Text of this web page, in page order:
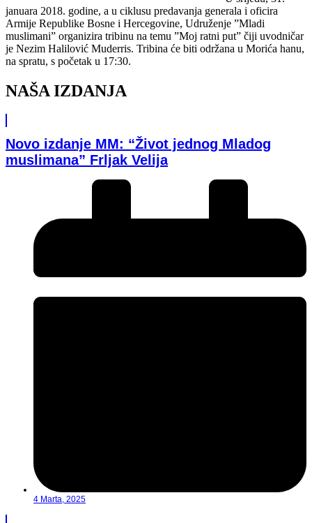
januara 2018. godine, a u ciklusu predavanja generala i oficira
Armije Republike Bosne i Hercegovine, Udruženje ”Mladi
muslimani” organizira tribinu na temu ”Moj ratni put” čiji uvodničar
je Nezim Halilović Muderris. Tribina će biti održana u Morića hanu,
na spratu, s početak u 17:30.
NAŠA IZDANJA
Novo izdanje MM: “Život jednog Mladog
muslimana” Frljak Velija
4 Marta, 2025